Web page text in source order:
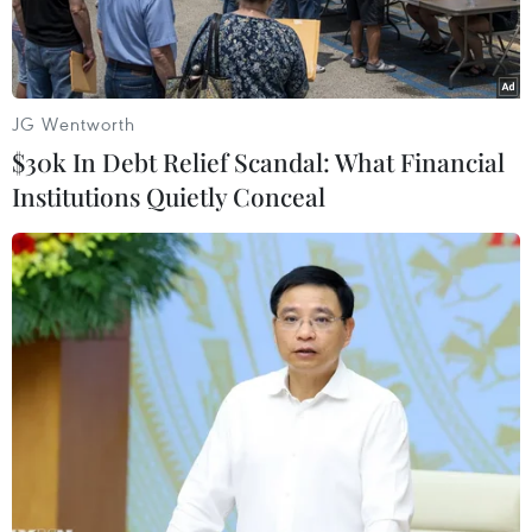
Phun khử khuẩn lớp học. (Nguồn: TTXVN phát)
Bà Trần Hồng Thắm, Giám đốc Sở Giáo dục và
Đào tạo Cần Thơ, vừa ký Công văn hỏa tốc số
326 về việc tạm hoãn cho học sinh học tập trung
sau Tết Nguyên đán Tân Sửu.
JG Wentworth
$30k In Debt Relief Scandal: What Financial
Institutions Quietly Conceal